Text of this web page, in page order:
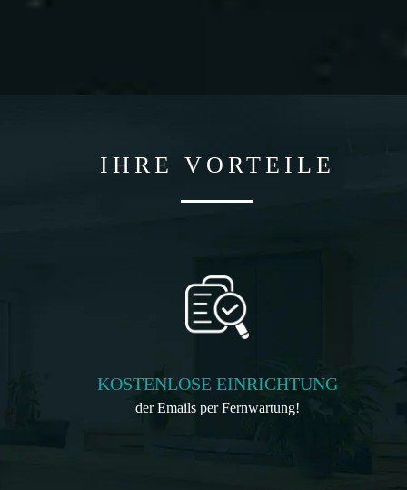
IHRE VORTEILE
KOSTENLOSE EINRICHTUNG
der Emails per Fernwartung!